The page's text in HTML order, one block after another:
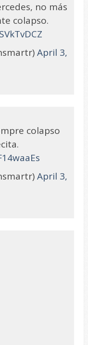
no más
colapso.
April 3,
colapso
April 3,